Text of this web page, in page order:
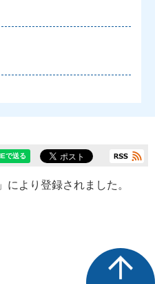
」により登録されました。